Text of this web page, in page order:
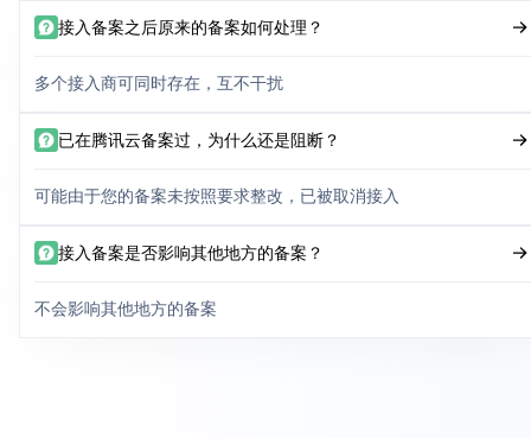
接入备案之后原来的备案如何处理？
多个接入商可同时存在，互不干扰
已在腾讯云备案过，为什么还是阻断？
可能由于您的备案未按照要求整改，已被取消接入
接入备案是否影响其他地方的备案？
不会影响其他地方的备案